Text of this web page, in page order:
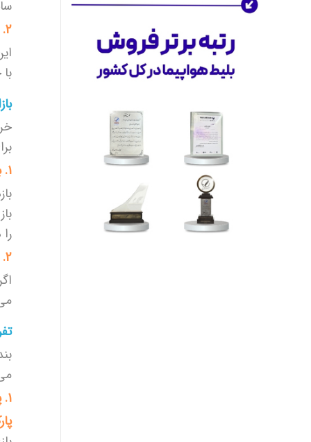
فرصت‌های همکاری مطلع شوید.
چشم‌انداز آینده
این تازهآغاز راهماست. ما به دنبال
گسترش خدمات و تقویت اکوسیستم
مسافرتی خود هستیم. با اعتماد مشتریان
بلندمدت خود دست خواهیم یافت.
به ما بپیوندید و همراه ما سفر کنید.
خدمات دیگر ما
بلیط قطار: بهترین قیمت‌ها برای بلیط
قطار به مقاصد مختلف
بلیط چارتر: انتخاب سریع و به‌صرفه برای
پروازهای چارتر
بلیط لحظه آخری
: تخفیف‌های ویژه برای
2. ساحل نخل ناخدا
1. بازار ماهی‌فروشان
2. بازار قدیم بندرعباس
1. پارک ساحلی غدیر